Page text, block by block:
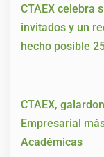
CTAEX celebra
invitados y un
hecho posible
CTAEX,
Empresarial
Académicas